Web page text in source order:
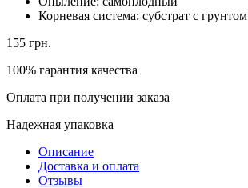
Корневая система: субстрат с грунтом
155 грн.
100% гарантия качества
Оплата при получении заказа
Надежная упаковка
Описание
Доставка и оплата
Отзывы